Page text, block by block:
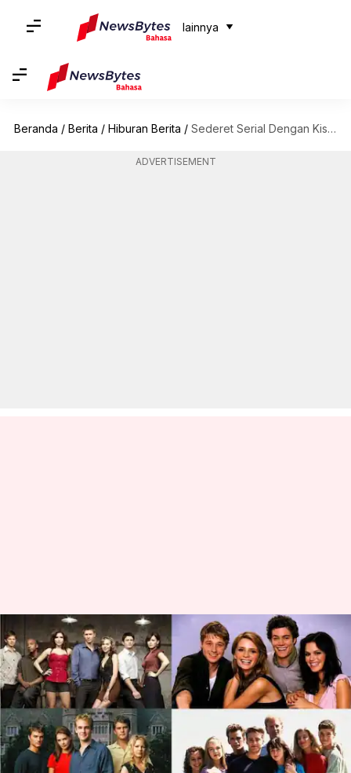
lainnya
Beranda / Berita / Hiburan Berita / Sederet Serial Dengan Kisah Yang Mirip 'One Tree Hill'
ADVERTISEMENT
Sederet Serial Dengan Kisah
Yang Mirip 'One Tree Hill'
menulis Handoko Oct 04, 2023 10:48 am
Apa ceritanya
One Tree Hilladalah serial yang berkisah